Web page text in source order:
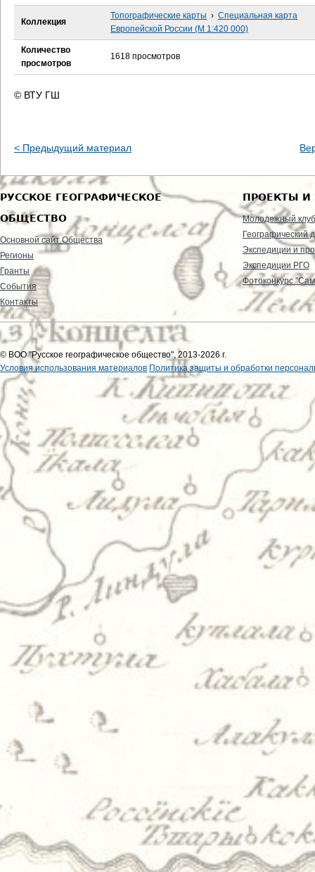
Коллекция
Топографические карты › Специальная карта
Европейской России (М 1:420 000)
Количество
просмотров
1618 просмотров
© ВТУ ГШ
< Предыдущий материал
РУССКОЕ ГЕОГРАФИЧЕСКОЕ
ОБЩЕСТВО
Основной сайт Общества
Регионы
Гранты
События
Контакты
ПРОЕКТЫ И
Молодежный клуб
Географический
Экспедиции и
Экспедиции РГО
Фотоконкурс
© ВОО "Русское географическое общество", 2013-2026 г.
Условия использования материалов Политика защиты и обработки